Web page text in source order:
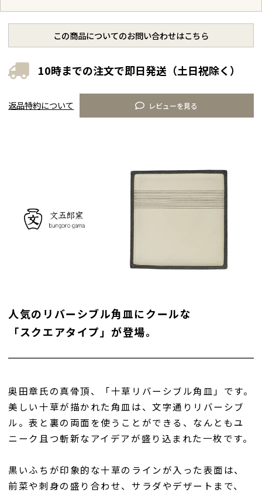
10時までの注文で即日発送（土日祝除く）
この商品についてのお問い合わせはこちら
レビューを見る
返品特約について
人気のリバーシブル角皿にクールな
「スクエアタイプ」が登場。
奥田章氏の真骨頂、「十草リバーシブル角皿」です。
美しい十草が描かれた角皿は、文字通りリバーシブ
ル。表と裏の両面を使うことができる、なんともユ
ニーク且つ斬新なアイデアが盛り込まれた一枚です。
黒いふちが印象的な十草のラインが入った表面は、
前菜や刺身の盛り合わせ、サラダやデザートまで、